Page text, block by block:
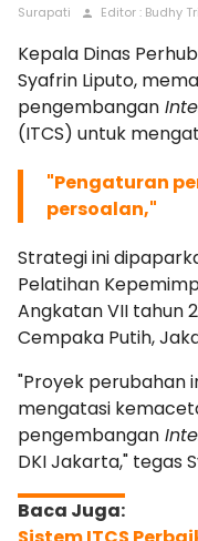
Surapati
person Editor : Budhy
Kepala Dinas
Syafrin Liputo,
pengembangan
(ITCS) untuk
"Pengaturan
persoalan,"
Strategi ini
Pelatihan
Angkatan VII tahun
Cempaka Putih,
"Proyek perubahan
mengatasi
pengembangan
DKI Jakarta," tegas